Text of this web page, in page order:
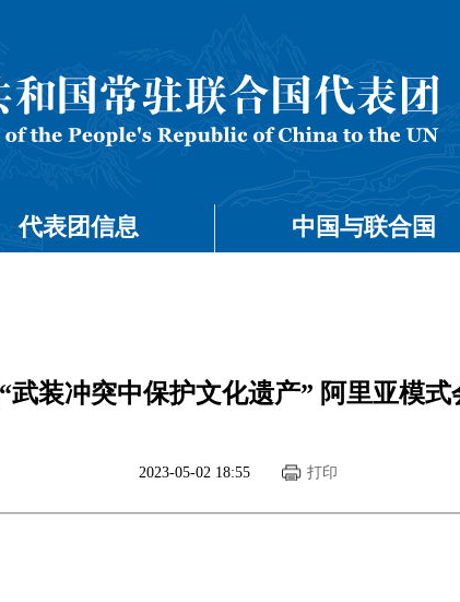
代表团信息 中国与联合国
武装冲突中保护文化遗产” 阿里亚模
2023-05-02 18:55 打印